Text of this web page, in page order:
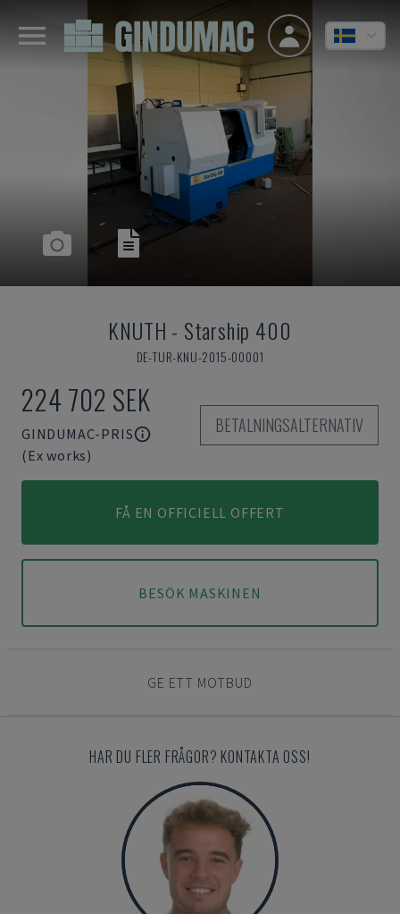
KNUTH - Starship 400
DE-TUR-KNU-2015-00001
224 702 SEK
GINDUMAC-PRIS
(Ex works)
BETALNINGSALTERNATIV
FÅ EN OFFICIELL OFFERT
BESÖK MASKINEN
GE ETT MOTBUD
HAR DU FLER FRÅGOR? KONTAKTA OSS!